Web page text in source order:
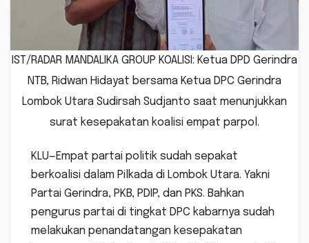
IST/RADAR MANDALIKA GROUP KOALISI: Ketua DPD Gerindra
NTB, Ridwan Hidayat bersama Ketua DPC Gerindra
Lombok Utara Sudirsah Sudjanto saat menunjukkan
surat kesepakatan koalisi empat parpol.
KLU—Empat partai politik sudah sepakat
berkoalisi dalam Pilkada di Lombok Utara. Yakni
Partai Gerindra, PKB, PDIP, dan PKS. Bahkan
pengurus partai di tingkat DPC kabarnya sudah
melakukan penandatangan kesepakatan